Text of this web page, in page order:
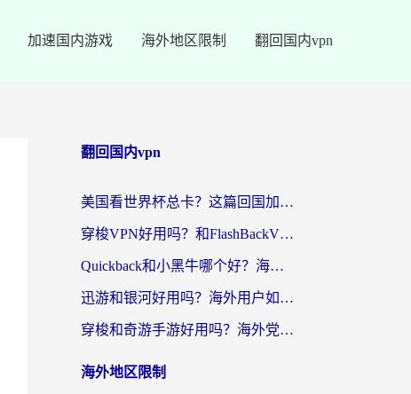
加速国内游戏 海外地区限制 翻回国内vpn
翻回国内vpn
美国看世界杯总卡？这篇回国加速器指南帮你无缝刷国内资源（附苹果手机VPN设置步骤）
穿梭VPN好用吗？和FlashBackVPN对比哪个回国效果更好？
Quickback和小黑牛哪个好？海外党亲测指南，选对回国加速器秒回国内
迅游和银河好用吗？海外用户如何选择回国加速器实现无缝访问国内资源
穿梭和奇游手游好用吗？海外党亲测3款回国加速器，附蜜蜂加速器七天试用攻略
海外地区限制